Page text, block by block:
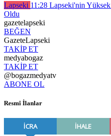
Lapseki 11:28 Lapseki'nin
Oldu
gazetelapseki
BEĞEN
GazeteLapseki
TAKİP ET
medyabogaz
TAKİP ET
@bogazmedyatv
ABONE OL
Resmî İlanlar